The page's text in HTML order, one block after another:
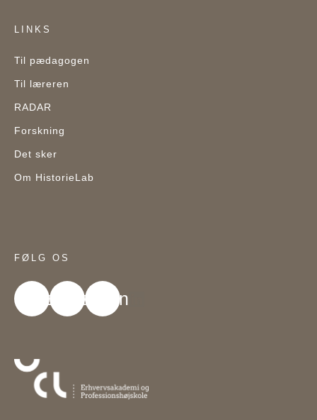
LINKS
Til pædagogen
Til læreren
RADAR
Forskning
Det sker
Om HistorieLab
FØLG OS
YoutubeLinkedin